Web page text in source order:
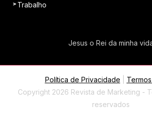
Trabalho
Jesus o Rei da minha
Política de Privacidade
Copyright 2026 Revista de Marketing -
reservados